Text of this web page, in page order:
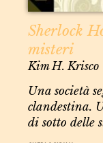
Sherlock
misteri
Kim H. Krisco
Una società
clandestina.
di sotto delle